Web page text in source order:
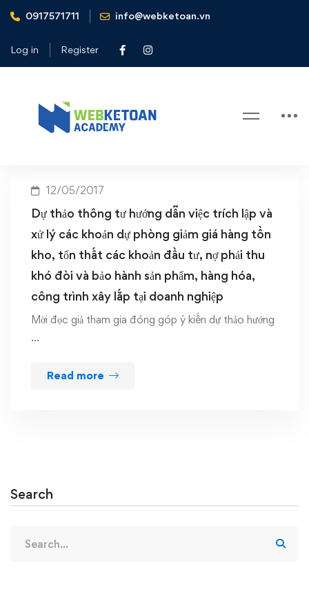
0917571711 info@webketoan.vn
Log in Register
Home công trình xây lắp tại doanh nghiệp
Tag: công trình xây lắp tại doanh
12/05/2017
Dự thảo thông tư hướng dẫn việc trích lập và
xử lý các khoản dự phòng giảm giá hàng tồn
kho, tổn thất các khoản đầu tư, nợ phải thu
khó đòi và bảo hành sản phẩm, hàng hóa,
công trình xây lắp tại doanh nghiệp
Mời đọc giả tham gia đóng góp ý kiến dự thảo hướng
…
Read more
Search
for: